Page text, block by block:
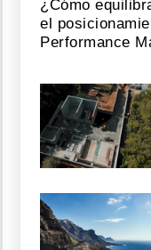
¿Cómo
el
Performance